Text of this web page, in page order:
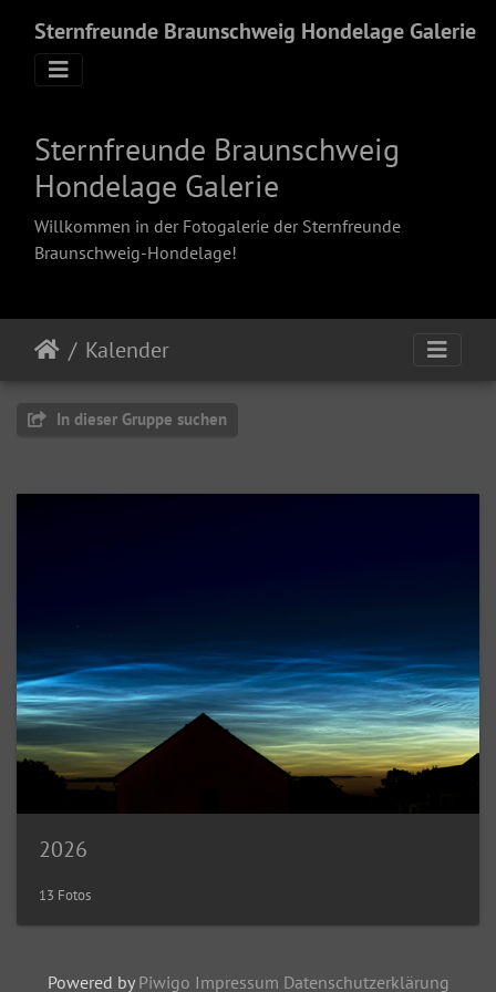
Sternfreunde Braunschweig Hondelage Galerie
Sternfreunde Braunschweig
Hondelage Galerie
Willkommen in der Fotogalerie der Sternfreunde
Braunschweig-Hondelage!
Kalender
In dieser Gruppe suchen
2026
13 Fotos
Powered by Piwigo Impressum Datenschutzerklärung